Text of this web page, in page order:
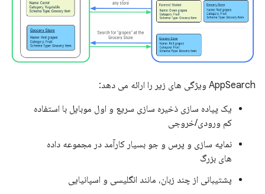
AppSearch ویژگی های زیر را ارائه می دهد:
یک پیاده سازی ذخیره سازی سریع و اول موبایل با استفاده
کم ورودی/خروجی
نمایه سازی و پرس و جو بسیار کارآمد در مجموعه داده
های بزرگ
پشتیبانی از چند زبان، مانند انگلیسی و اسپانیایی